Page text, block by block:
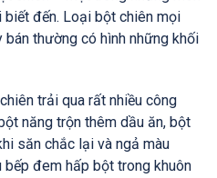
đến. Loại bột chiên mọi
thường có hình những khối
trải qua rất nhiều công
năng trộn thêm dầu ăn, bột
săn chắc lại và ngả màu
đem hấp bột trong khuôn